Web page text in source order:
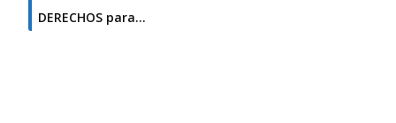
DERECHOS para…